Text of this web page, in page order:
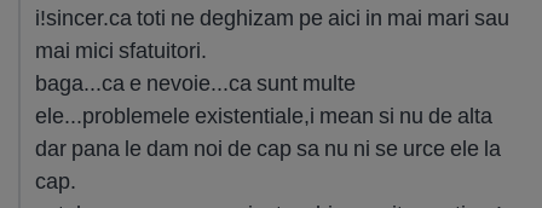
i!sincer.ca toti ne deghizam pe aici in mai mari sau
mai mici sfatuitori.
baga...ca e nevoie...ca sunt multe
ele...problemele existentiale,i mean si nu de alta
dar pana le dam noi de cap sa nu ni se urce ele la
cap.